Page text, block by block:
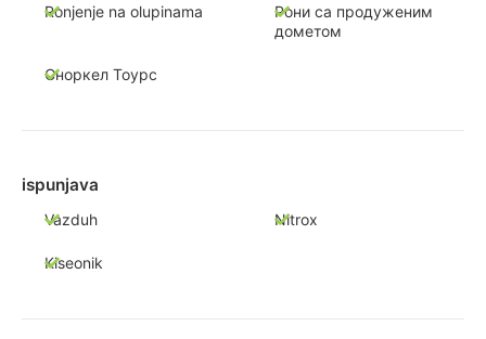
Ronjenje na olupinama
Рони са продуженим
дометом
Сноркел Тоурс
ispunjava
Vazduh Nitrox
Kiseonik